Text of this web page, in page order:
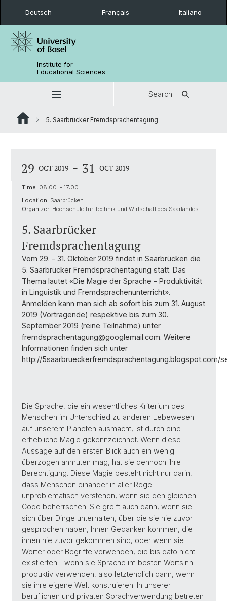
Deutsch Français Italiano
Institute for
Educational Sciences
Search
5. Saarbrücker Fremdsprachentagung
29 OCT 2019 - 31 OCT 2019
Time: 08:00 - 17:00
Location: Saarbrücken
Organizer: Hochschule für Technik und Wirtschaft des Saarlandes
5. Saarbrücker
Fremdsprachentagung
Vom 29. – 31. Oktober 2019 findet in Saarbrücken die
5. Saarbrücker Fremdsprachentagung statt. Das
Thema lautet «Die Magie der Sprache – Produktivität
in Linguistik und Fremdsprachenunterricht».
Anmelden kann man sich ab sofort bis zum 31. August
2019 (Vortragende) respektive bis zum 30.
September 2019 (reine Teilnahme) unter
fremdsprachentagung@googlemail.com. Weitere
Informationen finden sich unter
http://5saarbrueckerfremdsprachentagung.blogspot.com/
Die Sprache, die ein wesentliches Kriterium des
Menschen im Unterschied zu anderen Lebewesen
auf unserem Planeten ausmacht, ist durch eine
erhebliche Magie gekennzeichnet. Wenn diese
Aussage auf den ersten Blick auch ein wenig
überzogen anmuten mag, hat sie dennoch ihre
Berechtigung. Diese Magie besteht nicht nur darin,
dass Menschen einander in aller Regel
unproblematisch verstehen, wenn sie den gleichen
Code beherrschen. Sie greift auch dann, wenn sie
sich über Dinge unterhalten, über die sie nie zuvor
gesprochen haben, Ihnen Gedanken kommen, die
ihnen nie zuvor gekommen sind, oder wenn sie
Wörter oder Begriffe verwenden, die bis dato nicht
existierten - wenn sie Sprache im besten Wortsinn
produktiv verwenden, also letztendlich dann, wenn
sie ihre eigene Welt konstruieren. In unserer
beruflichen und privaten Sprachverwendung betreten